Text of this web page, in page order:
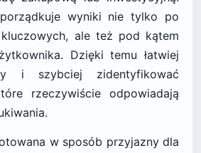
wyniki nie tylko po
kluczowych, ale też pod kątem
Dzięki temu łatwiej
i szybciej zidentyfikować
rzeczywiście odpowiadają
w sposób przyjazny dla